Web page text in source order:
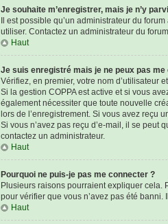
Je souhaite m’enregistrer, mais je n’y
Il est possible qu’un administrateur du
utiliser. Contactez un administrateur du
Haut
Je suis enregistré mais je ne peux pas me
Vérifiez, en premier, votre nom d’utilisateur
Si la gestion COPPA est active et si vous
également nécessiter que toute nouvelle
lors de l’enregistrement. Si vous avez reçu
Si vous n’avez pas reçu d’e-mail, il se peut
contactez un administrateur.
Haut
Pourquoi ne puis-je pas me connecter ?
Plusieurs raisons pourraient expliquer cela.
pour vérifier que vous n’avez pas été
Haut